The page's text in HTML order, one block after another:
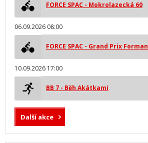
FORCE SPAC - Mokrolazecká 60
06.09.2026 08:00
FORCE SPAC - Grand Prix Forman
10.09.2026 17:00
BB 7 - Běh Akátkami
Další akce